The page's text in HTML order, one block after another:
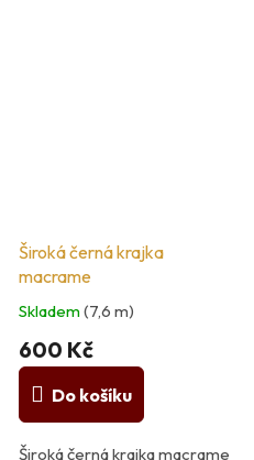
Široká černá krajka
macrame
Skladem(7,6 m)
600 Kč
Do košíku
Široká černá krajka macrame